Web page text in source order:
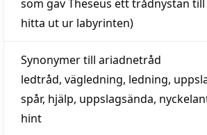
som gav Theseus ett trådnystan till
hitta ut ur labyrinten)
Synonymer till ariadnetråd
ledtråd, vägledning, ledning,
spår, hjälp, uppslagsända,
hint